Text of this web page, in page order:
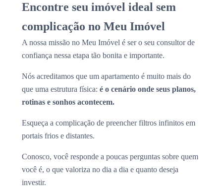
Encontre seu imóvel ideal sem
complicação no Meu Imóvel
A nossa missão no Meu Imóvel é ser o seu consultor de
confiança nessa etapa tão bonita e importante.
Nós acreditamos que um apartamento é muito mais do
que uma estrutura física: é o cenário onde seus planos,
rotinas e sonhos acontecem.
Esqueça a complicação de preencher filtros infinitos em
portais frios e distantes.
Conosco, você responde a poucas perguntas sobre quem
você é, o que valoriza no dia a dia e quanto deseja
investir.